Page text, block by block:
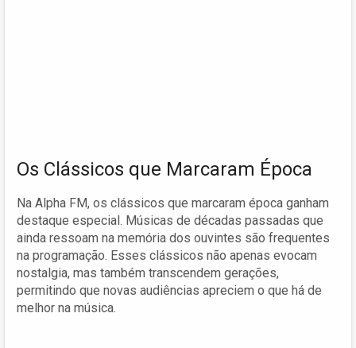
Os Clássicos que Marcaram Época
Na Alpha FM, os clássicos que marcaram época ganham
destaque especial. Músicas de décadas passadas que
ainda ressoam na memória dos ouvintes são frequentes
na programação. Esses clássicos não apenas evocam
nostalgia, mas também transcendem gerações,
permitindo que novas audiências apreciem o que há de
melhor na música.